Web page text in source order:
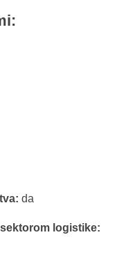
da
logistike: